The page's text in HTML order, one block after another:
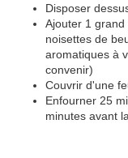
Disposer
Ajouter 1
noisettes de
aromatiques à
convenir)
Couvrir d'une
Enfourner 25
minutes avant